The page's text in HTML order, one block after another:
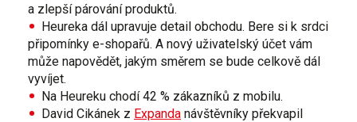
a zlepšípárováníproduktů.
Heureka dál upravuje detail obchodu. Bere si k srdci
připomínky e-shopařů. A nový uživatelský účet vám
může napovědět, jakým směrem se bude celkově dál
vyvíjet.
Na Heureku chodí42 % zákazníků z mobilu.
David Cikánek z Expanda návštěvníky překvapil